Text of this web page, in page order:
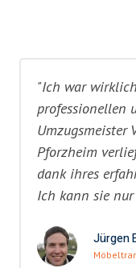
"Ich war
professionellen
Umzugsmeister
Pforzheim
dank ihres
Ich kann sie
Jürgen